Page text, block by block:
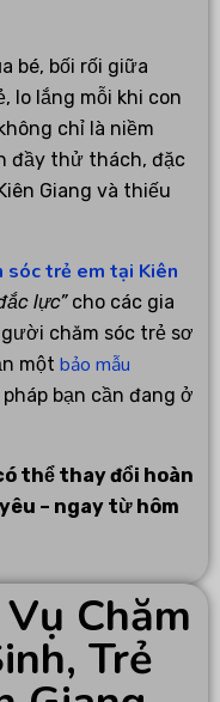
bé, bối rối giữa
lo lắng mỗi khi con
chỉ là niềm
đầy thử thách, đặc
Giang và thiếu
sóc trẻ em tại Kiên
lực”cho các gia
chăm sóc trẻ sơ
một bảo mẫu
bạn cần đang ở
thể thay đổi hoàn
– ngay từ hôm
Chăm
Trẻ